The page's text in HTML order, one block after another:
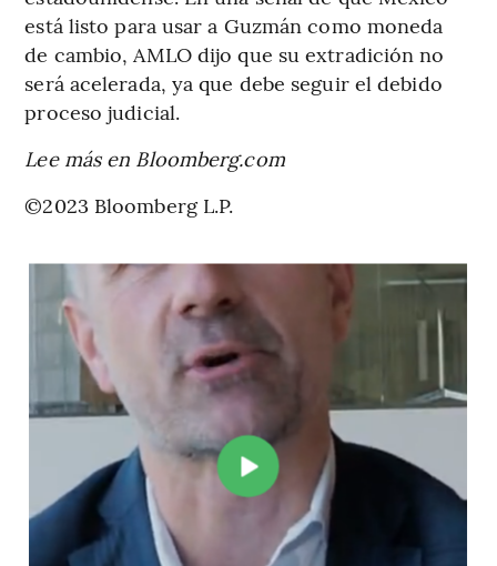
está listo para usar a Guzmán como moneda
de cambio, AMLO dijo que su extradición no
será acelerada, ya que debe seguir el debido
proceso judicial.
Lee más en Bloomberg.com
©2023 Bloomberg L.P.